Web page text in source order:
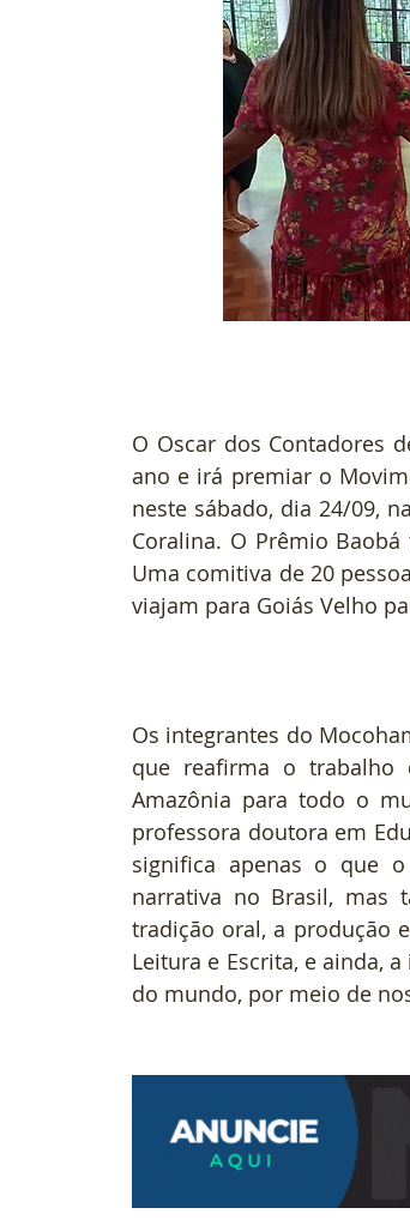
O Oscar dos Contadores
ano e irá premiar o
neste sábado, dia 24/09,
Coralina. O Prêmio
Uma comitiva de 20
viajam para Goiás Velho
Os integrantes do
que reafirma o
Amazônia para todo o
professora doutora em
significa apenas o que
narrativa no Brasil, mas
tradição oral, a produção
Leitura e Escrita, e ainda,
do mundo, por meio de